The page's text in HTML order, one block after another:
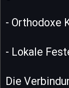
- Orthodoxe
- Lokale
Die